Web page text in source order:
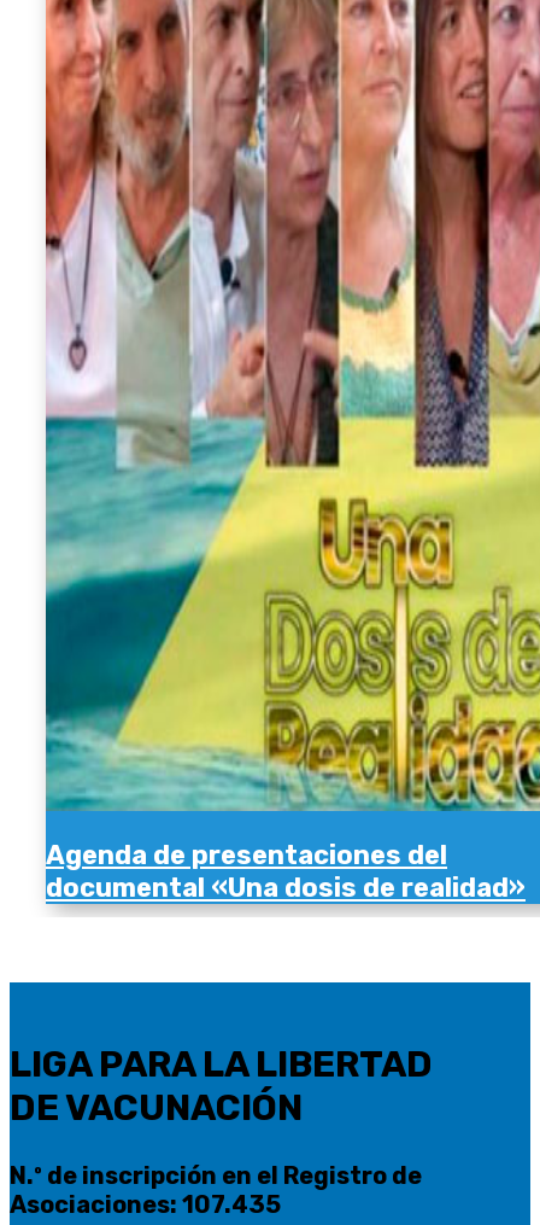
Agenda de presentaciones del
documental «Una dosis de realidad»
LIGA PARA LA LIBERTAD
DE VACUNACIÓN
N.º de inscripción en el Registro de
Asociaciones: 107.435